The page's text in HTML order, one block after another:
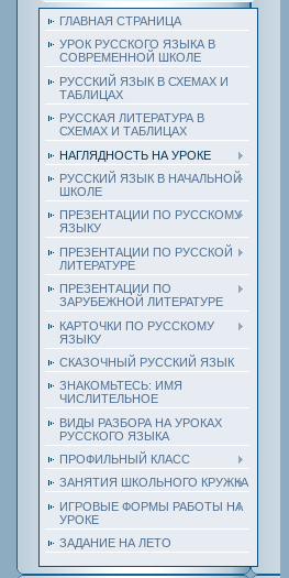
ГЛАВНАЯ СТРАНИЦА
УРОК РУССКОГО ЯЗЫКА В
СОВРЕМЕННОЙ ШКОЛЕ
РУССКИЙ ЯЗЫК В СХЕМАХ И
ТАБЛИЦАХ
РУССКАЯ ЛИТЕРАТУРА В
СХЕМАХ И ТАБЛИЦАХ
НАГЛЯДНОСТЬ НА УРОКЕ
РУССКИЙ ЯЗЫК В НАЧАЛЬНОЙ
ШКОЛЕ
ПРЕЗЕНТАЦИИ ПО РУССКОМУ
ЯЗЫКУ
ПРЕЗЕНТАЦИИ ПО РУССКОЙ
ЛИТЕРАТУРЕ
ПРЕЗЕНТАЦИИ ПО
ЗАРУБЕЖНОЙ ЛИТЕРАТУРЕ
КАРТОЧКИ ПО РУССКОМУ
ЯЗЫКУ
СКАЗОЧНЫЙ РУССКИЙ ЯЗЫК
ЗНАКОМЬТЕСЬ: ИМЯ
ЧИСЛИТЕЛЬНОЕ
ВИДЫ РАЗБОРА НА УРОКАХ
РУССКОГО ЯЗЫКА
ПРОФИЛЬНЫЙ КЛАСС
ЗАНЯТИЯ ШКОЛЬНОГО КРУЖКА
ИГРОВЫЕ ФОРМЫ РАБОТЫ НА
УРОКЕ
ЗАДАНИЕ НА ЛЕТО